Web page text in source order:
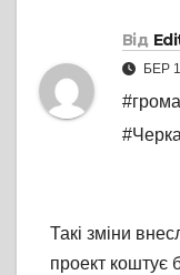
Від
БЕР
Такі зміни
проект коштує